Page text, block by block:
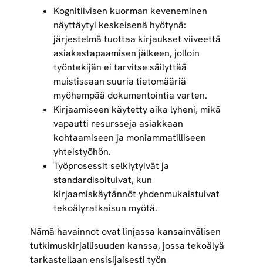
Kognitiivisen kuorman keveneminen
näyttäytyi keskeisenä hyötynä:
järjestelmä tuottaa kirjaukset viiveettä
asiakastapaamisen jälkeen, jolloin
työntekijän ei tarvitse säilyttää
muistissaan suuria tietomääriä
myöhempää dokumentointia varten.
Kirjaamiseen käytetty aika lyheni, mikä
vapautti resursseja asiakkaan
kohtaamiseen ja moniammatilliseen
yhteistyöhön.
Työprosessit selkiytyivät ja
standardisoituivat, kun
kirjaamiskäytännöt yhdenmukaistuivat
tekoälyratkaisun myötä.
Nämä havainnot ovat linjassa kansainvälisen
tutkimuskirjallisuuden kanssa, jossa tekoälyä
tarkastellaan ensisijaisesti työn